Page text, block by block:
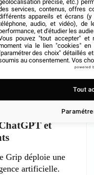
et
Grip déploie une
artificielle.
précise, etc.)
services, contenus, offres
appareils et écrans (y
audio, et vidéo), de
et d'étudier les
pouvez "tout accepter" et
via le lien "cookies" en
des choix" détaillés
au consentement. Vos
powered
Tout